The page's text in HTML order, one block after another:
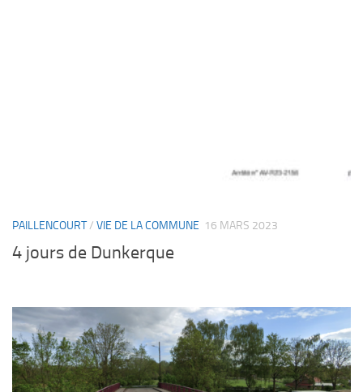
PAILLENCOURT/ VIE DE LA COMMUNE 16 MARS 2023
4 jours de Dunkerque